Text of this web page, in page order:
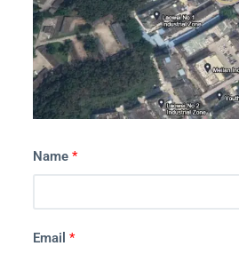
Name *
Email *